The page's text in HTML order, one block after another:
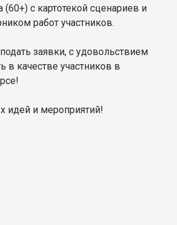
(60+) с картотекой сценариев и
работ участников.
заявки, с удовольствием
в качестве участников в
и мероприятий!